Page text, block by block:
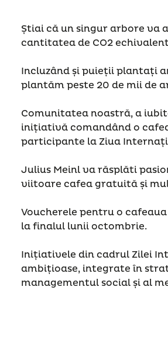
Știai că un singur arbore va
cantitatea de CO2
Incluzând și puieții plantați
plantăm peste 20 de mii de
Comunitatea noastră, a
inițiativă comandând o
participante la Ziua
Julius Meinl va răsplăti
viitoare cafea gratuită și
Voucherele pentru o
la finalul lunii octombrie.
Inițiativele din cadrul Zilei
ambițioase, integrate în
managementul social și al